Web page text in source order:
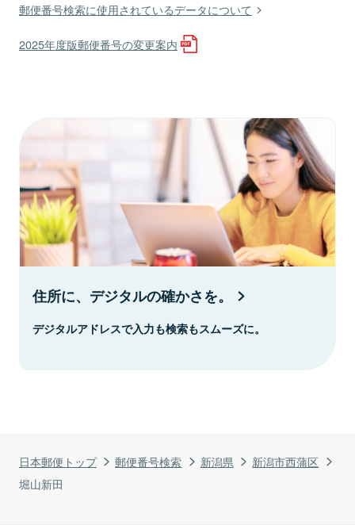
日本郵便トップ 郵便番号検索 新潟県
新潟市西蒲区
堀山新田
郵便番号検索に使用されているデータについて
2025年度版郵便番号の変更案内
住所に、デジタルの確かさを。
デジタルアドレスで入力も検索もスムーズに。